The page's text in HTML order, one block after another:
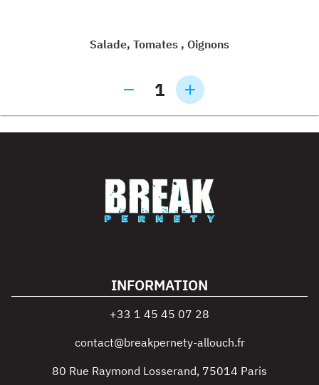
Salade, Tomates , Oignons
1
INFORMATION
+33 1 45 45 07 28
contact@breakpernety-allouch.fr
80 Rue Raymond Losserand, 75014 Paris